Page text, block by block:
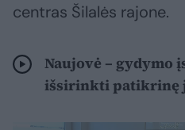
centras Šilalės rajone.
Naujovė – gydymo
išsirinkti patikrinę